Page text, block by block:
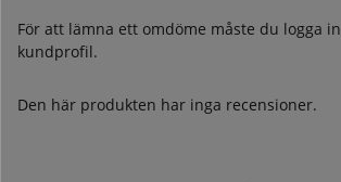
För att lämna ett omdöme måste du logga in
kundprofil.
Den här produkten har inga recensioner.